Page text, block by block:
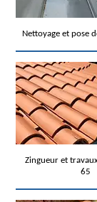
Nettoyage et pose
Zingueur et
65